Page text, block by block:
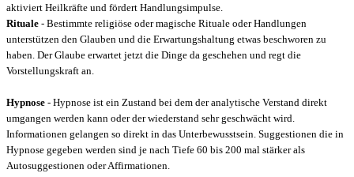
aktiviert Heilkräfte und fördert Handlungsimpulse.
Rituale - Bestimmte religiöse oder magische Rituale oder Handlungen
unterstützen den Glauben und die Erwartungshaltung etwas beschworen zu
haben. Der Glaube erwartet jetzt die Dinge da geschehen und regt die
Vorstellungskraft an.
Hypnose - Hypnose ist ein Zustand bei dem der analytische Verstand direkt
umgangen werden kann oder der wiederstand sehr geschwächt wird.
Informationen gelangen so direkt in das Unterbewusstsein. Suggestionen die in
Hypnose gegeben werden sind je nach Tiefe 60 bis 200 mal stärker als
Autosuggestionen oder Affirmationen.